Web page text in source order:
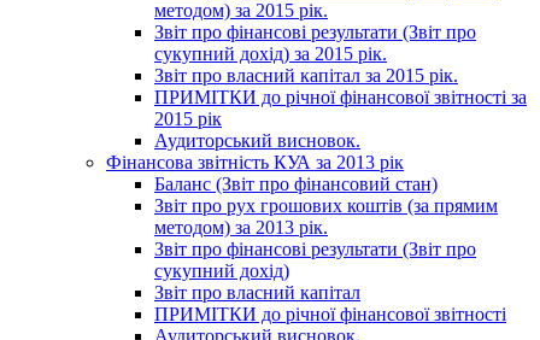
методом) за 2015 рік.
Звіт про фінансові результати (Звіт про
сукупний дохід) за 2015 рік.
Звіт про власний капітал за 2015 рік.
ПРИМІТКИ до річної фінансової звітності за
2015 рік
Аудиторський висновок.
Фінансова звітність КУА за 2013 рік
Баланс (Звіт про фінансовий стан)
Звіт про рух грошових коштів (за прямим
методом) за 2013 рік.
Звіт про фінансові результати (Звіт про
сукупний дохід)
Звіт про власний капітал
ПРИМІТКИ до річної фінансової звітності
Аудиторський висновок.